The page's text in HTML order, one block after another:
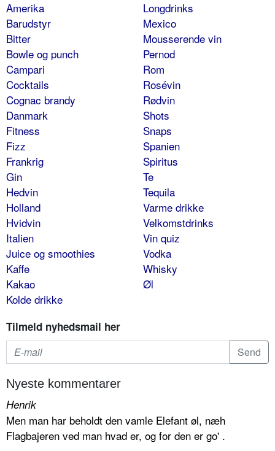
Amerika
Barudstyr
Bitter
Bowle og punch
Campari
Cocktails
Cognac brandy
Danmark
Fitness
Fizz
Frankrig
Gin
Hedvin
Holland
Hvidvin
Italien
Juice og smoothies
Kaffe
Kakao
Kolde drikke
Longdrinks
Mexico
Mousserende vin
Pernod
Rom
Rosévin
Rødvin
Shots
Snaps
Spanien
Spiritus
Te
Tequila
Varme drikke
Velkomstdrinks
Vin quiz
Vodka
Whisky
Øl
Tilmeld nyhedsmail her
Nyeste kommentarer
Henrik
Men man har beholdt den vamle Elefant øl, næh
Flagbajeren ved man hvad er, og for den er go' .